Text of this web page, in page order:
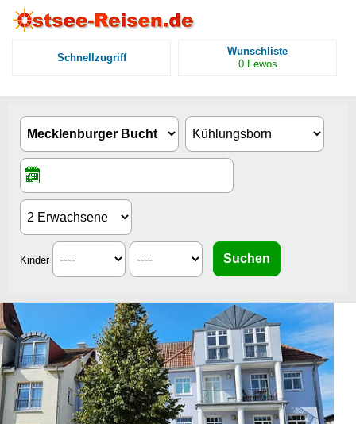
Schnellzugriff
Wunschliste
0 Fewos
Kinder